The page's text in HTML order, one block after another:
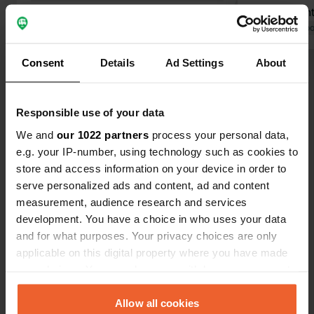
Consent Details Ad Settings About
Responsible use of your data
We and our 1022 partners process your personal data,
e.g. your IP-number, using technology such as cookies to
store and access information on your device in order to
serve personalized ads and content, ad and content
measurement, audience research and services
development. You have a choice in who uses your data
and for what purposes. Your privacy choices are only
applicable on this digital property where you have made
any time from the Cookie Declaration or by clicking on
the Privacy trigger icon.Allow all cookies
mais ils
La
constate la
Traduit par
Es-tu déjà venu ici ?
Contact
Emplacement